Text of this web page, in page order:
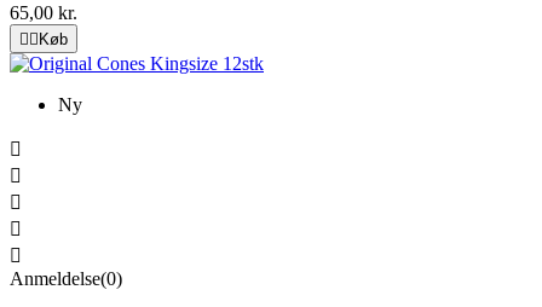
65,00 kr.
Køb
Ny





Anmeldelse(0)